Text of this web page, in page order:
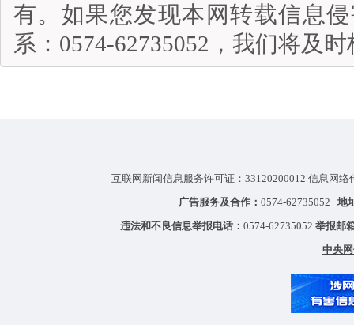
有。如果您发现本网转载信息
系：0574-62735052，我们将及
互联网新闻信息服务许可证：33120200012 信息网
广告服务及合作： 0574-62735052 地
违法和不良信息举报电话： 0574-62735052 举报邮
中央